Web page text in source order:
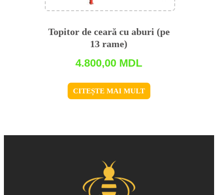
Topitor de ceară cu aburi (pe
13 rame)
4.800,00 MDL
CITEȘTE MAI MULT